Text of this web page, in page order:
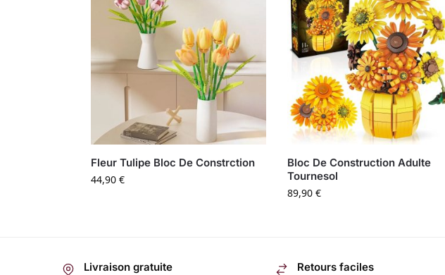
Fleur Tulipe Bloc De Constrction
44,90 €
Bloc De Construction Adulte
Tournesol
89,90 €
Livraison gratuite
Retours faciles